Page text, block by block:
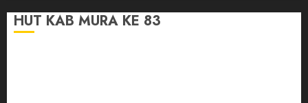
HUT KAB MURA KE 83